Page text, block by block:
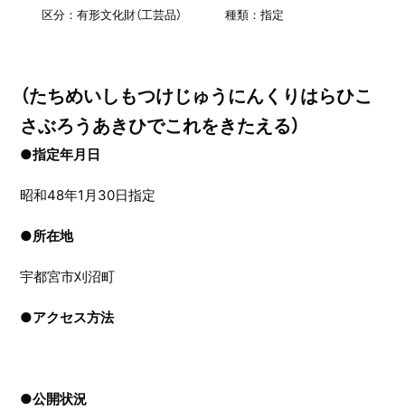
区分：有形文化財（工芸品）
種類：指定
（たちめいしもつけじゅうにんくりはらひこ
さぶろうあきひでこれをきたえる）
●指定年月日
昭和48年1月30日指定
●所在地
宇都宮市刈沼町
●アクセス方法
●公開状況